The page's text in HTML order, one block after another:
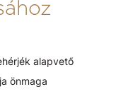
alapvető
önmaga